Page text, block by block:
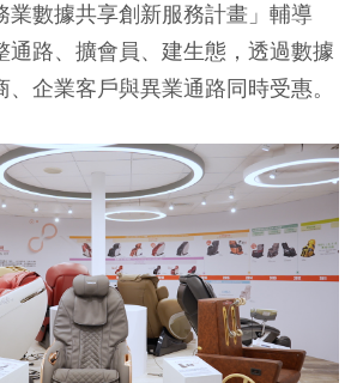
業數據共享創新服務計畫」輔導
通路、擴會員、建生態，透過數據
企業客戶與異業通路同時受惠。